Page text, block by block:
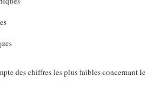
des chiffres les plus faibles